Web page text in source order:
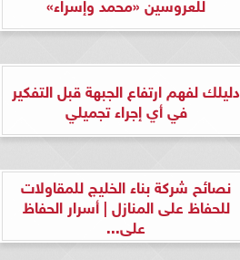
دليلك لفهم ارتفاع الجبهة قبل التفكير
في أي إجراء تجميلي
نصائح شركة بناء الخليج للمقاولات
للحفاظ على المنازل | أسرار الحفاظ
على...